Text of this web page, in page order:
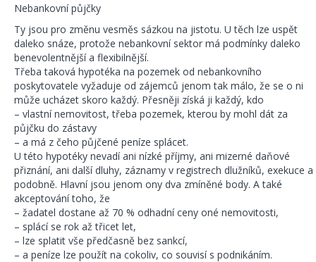
Nebankovní půjčky
Ty jsou pro změnu vesměs sázkou na jistotu. U těch lze uspět
daleko snáze, protože nebankovní sektor má podmínky daleko
benevolentnější a flexibilnější.
Třeba taková hypotéka na pozemek od nebankovního
poskytovatele vyžaduje od zájemců jenom tak málo, že se o ni
může ucházet skoro každý. Přesněji získá ji každý, kdo
– vlastní nemovitost, třeba pozemek, kterou by mohl dát za
půjčku do zástavy
– a má z čeho půjčené peníze splácet.
U této hypotéky nevadí ani nízké příjmy, ani mizerné daňové
přiznání, ani další dluhy, záznamy v registrech dlužníků, exekuce a
podobně. Hlavní jsou jenom ony dva zmíněné body. A také
akceptování toho, že
– žadatel dostane až 70 % odhadní ceny oné nemovitosti,
– splácí se rok až třicet let,
– lze splatit vše předčasně bez sankcí,
– a peníze lze použít na cokoliv, co souvisí s podnikáním.